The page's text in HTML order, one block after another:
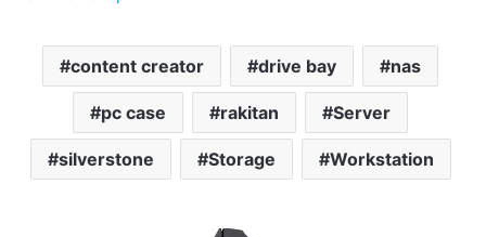
content creator drive bay nas
pc case rakitan Server
silverstone Storage Workstation